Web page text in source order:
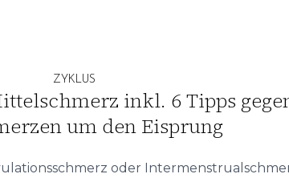
ZYKLUS
inkl. 6 Tipps
um den Eisprung
oder